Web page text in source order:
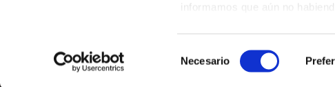
informamos que aún no
de
Necesario